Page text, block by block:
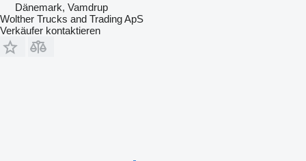
Dänemark, Vamdrup
Wolther Trucks and Trading ApS
Verkäufer kontaktieren